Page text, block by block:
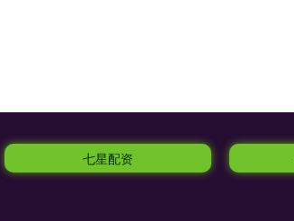
七星配资